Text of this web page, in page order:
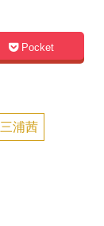
Pocket
三浦茜